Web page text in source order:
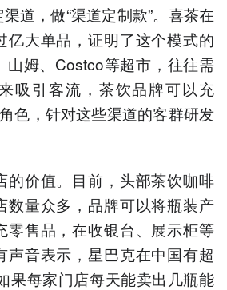
道，做“渠道定制款”。喜茶在
亿大单品，证明了这个模式的
山姆、Costco等超市，往往需
吸引客流，茶饮品牌可以充
色，针对这些渠道的客群研发
的价值。目前，头部茶饮咖啡
数量众多，品牌可以将瓶装产
零售品，在收银台、展示柜等
声音表示，星巴克在中国有超
果每家门店每天能卖出几瓶能